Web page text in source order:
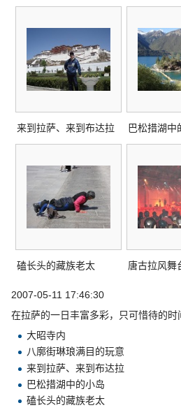
来到拉萨、来到布达拉 巴松措湖中
磕长头的藏族老太 唐古拉风舞
2007-05-11 17:46:30
在拉萨的一日丰富多彩，只可惜待的时
大昭寺内
八廓街琳琅满目的玩意
来到拉萨、来到布达拉
巴松措湖中的小岛
磕长头的藏族老太